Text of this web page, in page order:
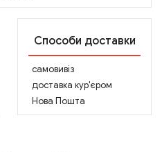
Способи доставки
самовивіз
доставка кур'єром
Нова Пошта